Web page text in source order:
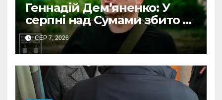
Геннадій Дем’яненко: У
серпні над Сумами збито 6
КАБів
СЕР 7, 2026